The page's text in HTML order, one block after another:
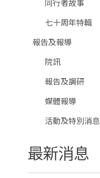
同行者故事
七十周年特輯
報告及報導
院訊
報告及調研
媒體報導
活動及特別消息
最新消息